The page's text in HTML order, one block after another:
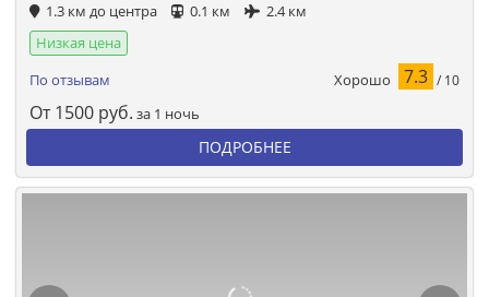
1.3 км до центра 0.1 км
2.4 км
Низкая цена
По отзывам
Хорошо 7.3 / 10
От 1500 руб. за 1 ночь
ПОДРОБНЕЕ